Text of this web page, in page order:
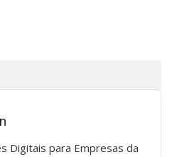
Digitais para Empresas da